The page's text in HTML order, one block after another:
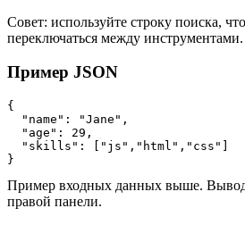
Совет: используйте строку поиска,
переключаться между инструментами.
Пример JSON
{
  "name": "Jane",
  "age": 29,
  "skills": ["js","html","css"]
}
Пример входных данных выше. Вывод
правой панели.